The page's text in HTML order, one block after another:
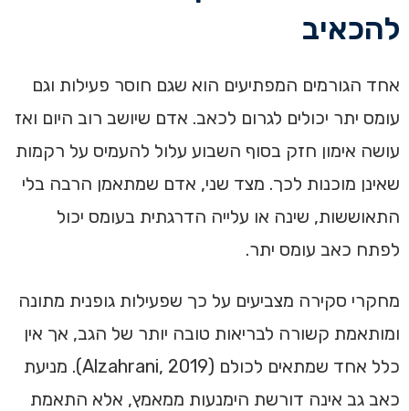
להכאיב
אחד הגורמים המפתיעים הוא שגם חוסר פעילות וגם
עומס יתר יכולים לגרום לכאב. אדם שיושב רוב היום ואז
עושה אימון חזק בסוף השבוע עלול להעמיס על רקמות
שאינן מוכנות לכך. מצד שני, אדם שמתאמן הרבה בלי
התאוששות, שינה או עלייה הדרגתית בעומס יכול
לפתח כאב עומס יתר.
מחקרי סקירה מצביעים על כך שפעילות גופנית מתונה
ומותאמת קשורה לבריאות טובה יותר של הגב, אך אין
כלל אחד שמתאים לכולם (Alzahrani, 2019). מניעת
כאב גב אינה דורשת הימנעות ממאמץ, אלא התאמת